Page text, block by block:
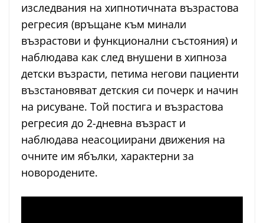
изследвания на хипнотичната възрастова
регресия (връщане към минали
възрастови и функционални състояния) и
наблюдава как след внушени в хипноза
детски възрасти, петима негови пациенти
възстановяват детския си почерк и начин
на рисуване. Той постига и възрастова
регресия до 2-дневна възраст и
наблюдава неасоциирани движения на
очните им ябълки, характерни за
новородените.